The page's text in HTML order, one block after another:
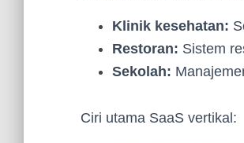
Klinik kesehatan:
Restoran: Sistem
Sekolah:
Ciri utama SaaS vertikal: